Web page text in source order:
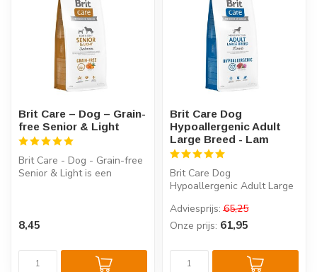
Brit Care – Dog – Grain-
free Senior & Light
Brit Care - Dog - Grain-free
Senior & Light is een
8,45
Brit Care Dog
Hypoallergenic Adult
Large Breed - Lam
Brit Care Dog
Hypoallergenic Adult Large
ideale keuze v...
Adviesprijs: 65,25
Onze prijs: 61,95